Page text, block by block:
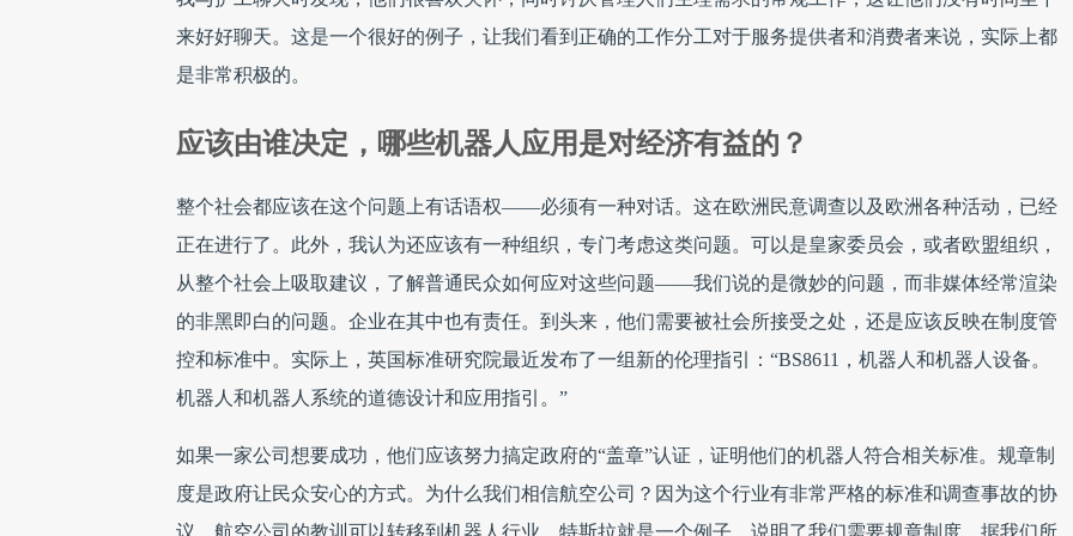
来好好聊天。这是一个很好的例子，让我们看到正确的工作分工对于服务提供者和消费者来说，实际上都
是非常积极的。
应该由谁决定，哪些机器人应用是对经济有益的？
整个社会都应该在这个问题上有话语权——必须有一种对话。这在欧洲民意调查以及欧洲各种活动，已经
正在进行了。此外，我认为还应该有一种组织，专门考虑这类问题。可以是皇家委员会，或者欧盟组织，
从整个社会上吸取建议，了解普通民众如何应对这些问题——我们说的是微妙的问题，而非媒体经常渲染
的非黑即白的问题。企业在其中也有责任。到头来，他们需要被社会所接受之处，还是应该反映在制度管
控和标准中。实际上，英国标准研究院最近发布了一组新的伦理指引：“BS8611，机器人和机器人设备。
机器人和机器人系统的道德设计和应用指引。”
如果一家公司想要成功，他们应该努力搞定政府的“盖章”认证，证明他们的机器人符合相关标准。规章制
度是政府让民众安心的方式。为什么我们相信航空公司？因为这个行业有非常严格的标准和调查事故的协
议。航空公司的教训可以转移到机器人行业。特斯拉就是一个例子，说明了我们需要规章制度。据我们所